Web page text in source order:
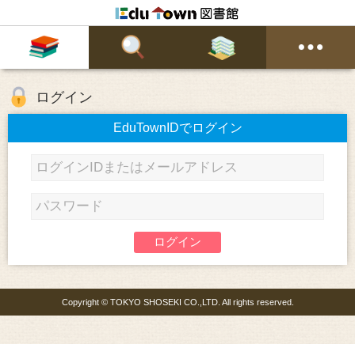
ログイン
EduTownIDでログイン
ログイン
Copyright © TOKYO SHOSEKI CO.,LTD. All rights reserved.